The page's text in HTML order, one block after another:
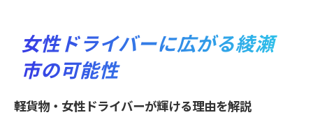
女性ドライバーに広がる綾瀬
市の可能性
軽貨物・女性ドライバーが輝ける理由を解説